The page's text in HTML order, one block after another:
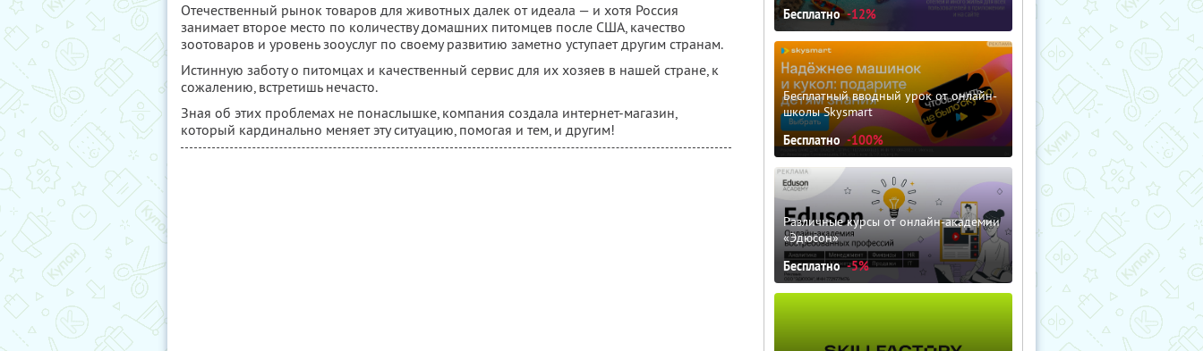
Отечественный рынок товаров для животных далек от идеала — и хотя Россия
занимает второе место по количеству домашних питомцев после США, качество
зоотоваров и уровень зооуслуг по своему развитию заметно уступает другим странам.
Истинную заботу о питомцах и качественный сервис для их хозяев в нашей стране, к
сожалению, встретишь нечасто.
Зная об этих проблемах не понаслышке, компания создала интернет-магазин,
который кардинально меняет эту ситуацию, помогая и тем, и другим!
Бесплатно -12%
Бесплатный вводный урок от онлайн-
школы Skysmart
Бесплатно -100%
Различные курсы от онлайн-академии
«Эдюсон»
Бесплатно -5%